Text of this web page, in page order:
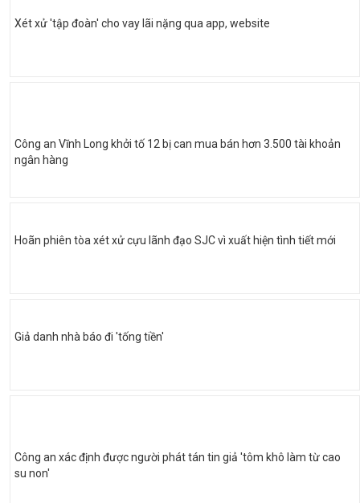
Xét xử 'tập đoàn' cho vay lãi nặng qua app, website
Công an Vĩnh Long khởi tố 12 bị can mua bán hơn 3.500 tài khoản
ngân hàng
Hoãn phiên tòa xét xử cựu lãnh đạo SJC vì xuất hiện tình tiết mới
Giả danh nhà báo đi 'tống tiền'
Công an xác định được người phát tán tin giả 'tôm khô làm từ cao
su non'